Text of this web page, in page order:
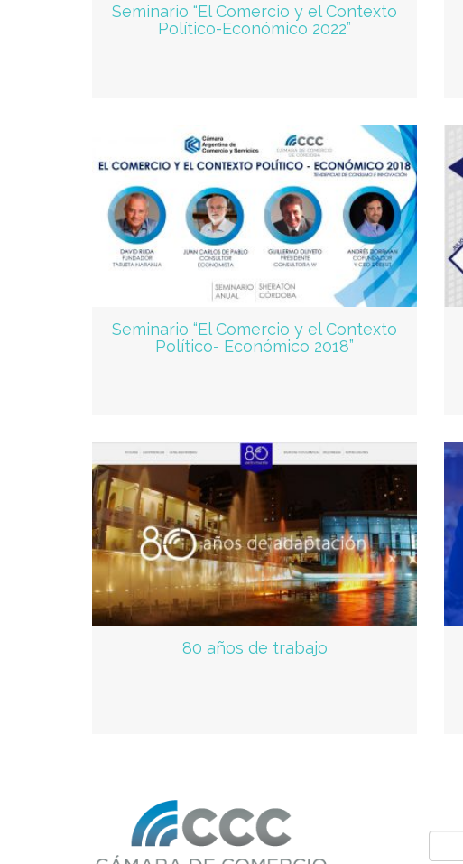
Seminario “El Comercio y el Contexto
Político-Económico 2022”
Seminario “El Comercio y el Contexto
Político- Económico 2018”
80 años de trabajo